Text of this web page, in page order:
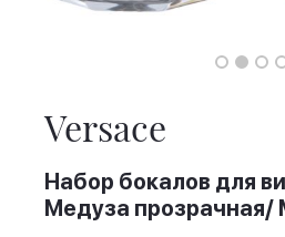
beginning
of
the
images
gallery
Versace
Набор бокалов для
Медуза прозрачная/